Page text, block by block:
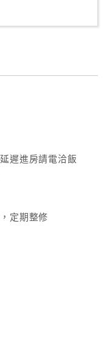
遲進房請電洽飯
定期整修